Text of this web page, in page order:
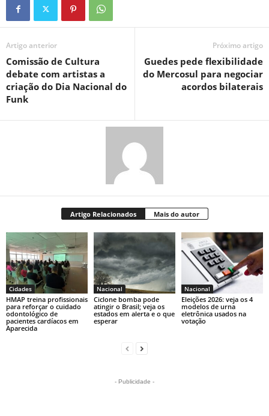
Artigo anterior
Comissão de Cultura
debate com artistas a
criação do Dia Nacional do
Funk
Próximo artigo
Guedes pede flexibilidade
do Mercosul para negociar
acordos bilaterais
Artigo Relacionados Mais do autor
Cidades
HMAP treina profissionais
para reforçar o cuidado
odontológico de
pacientes cardíacos em
Aparecida
Nacional
Ciclone bomba pode
atingir o Brasil; veja os
estados em alerta e o que
esperar
Nacional
Eleições 2026: veja os 4
modelos de urna
eletrônica usados na
votação
- Publicidade -